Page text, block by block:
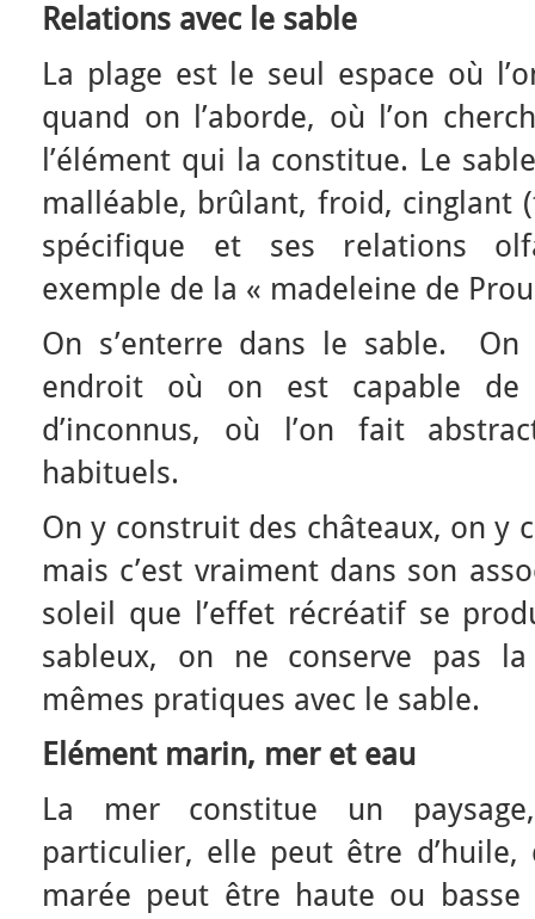
Relations avec le sable
La plage est le seul espace où
quand on l’aborde, où l’on
l’élément qui la constitue. Le
malléable, brûlant, froid, cinglant
spécifique et ses relations
exemple de la « madeleine de
On s’enterre dans le sable. On
endroit où on est capable
d’inconnus, où l’on fait
habituels.
On y construit des châteaux, on y
mais c’est vraiment dans son
soleil que l’effet récréatif se
sableux, on ne conserve pas
mêmes pratiques avec le sable.
Elément marin, mer et eau
La mer constitue un
particulier, elle peut être d’huile,
marée peut être haute ou